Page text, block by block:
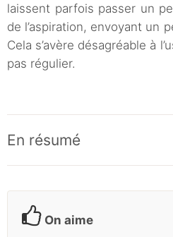
laissent parfois passer un
de l’aspiration, envoyant un
Cela s’avère désagréable à
pas régulier.
En résumé
On aime